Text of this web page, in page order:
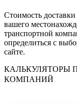
Стоимость доставки
вашего
транспортной
определиться с
сайте.
КАЛЬКУЛЯТОРЫ
КОМПАНИЙ